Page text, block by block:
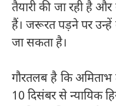
तैयारी की जा रही है
हैं। जरूरत पड़ने पर
जा सकता है।
गौरतलब है कि
10 दिसंबर से न्यायिक